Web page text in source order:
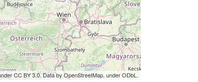
CC BY 3.0. Data by OpenStreetMap, under ODbL.